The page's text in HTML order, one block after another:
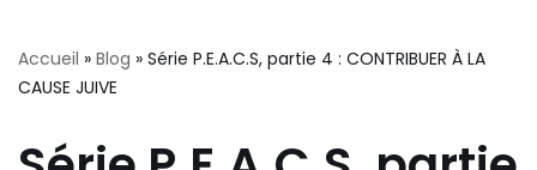
Accueil » Blog » Série P.E.A.C.S, partie 4 : CONTRIBUER À LA
CAUSE JUIVE